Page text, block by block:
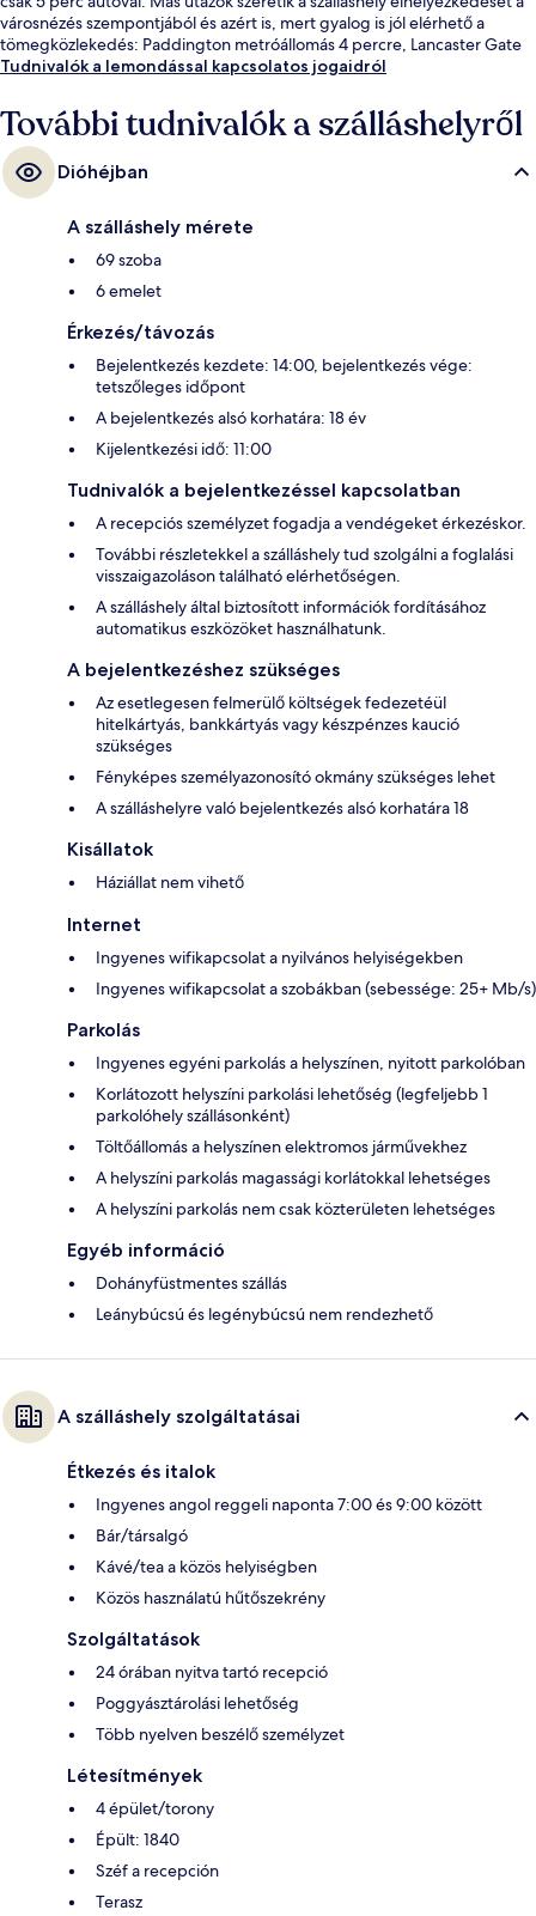
városnézés szempontjából és azért is, mert gyalog is jól elérhető a
tömegközlekedés: Paddington metróállomás 4 percre, Lancaster Gate
metróállomás pedig 5 percre van.
Tudnivalók a lemondással kapcsolatos jogaidról
További tudnivalók a szálláshelyről
Dióhéjban
A szálláshely mérete
69 szoba
6 emelet
Érkezés/távozás
Bejelentkezés kezdete: 14:00, bejelentkezés vége:
tetszőleges időpont
A bejelentkezés alsó korhatára: 18 év
Kijelentkezési idő: 11:00
Tudnivalók a bejelentkezéssel kapcsolatban
A recepciós személyzet fogadja a vendégeket érkezéskor.
További részletekkel a szálláshely tud szolgálni a foglalási
visszaigazoláson található elérhetőségen.
A szálláshely által biztosított információk fordításához
automatikus eszközöket használhatunk.
A bejelentkezéshez szükséges
Az esetlegesen felmerülő költségek fedezetéül
hitelkártyás, bankkártyás vagy készpénzes kaució
szükséges
Fényképes személyazonosító okmány szükséges lehet
A szálláshelyre való bejelentkezés alsó korhatára 18
Kisállatok
Háziállat nem vihető
Internet
Ingyenes wifikapcsolat a nyilvános helyiségekben
Ingyenes wifikapcsolat a szobákban (sebessége: 25+ Mb/s)
Parkolás
Ingyenes egyéni parkolás a helyszínen, nyitott parkolóban
Korlátozott helyszíni parkolási lehetőség (legfeljebb 1
parkolóhely szállásonként)
Töltőállomás a helyszínen elektromos járművekhez
A helyszíni parkolás magassági korlátokkal lehetséges
A helyszíni parkolás nem csak közterületen lehetséges
Egyéb információ
Dohányfüstmentes szállás
Leánybúcsú és legénybúcsú nem rendezhető
A szálláshely szolgáltatásai
Étkezés és italok
Ingyenes angol reggeli naponta 7:00 és 9:00 között
Bár/társalgó
Kávé/tea a közös helyiségben
Közös használatú hűtőszekrény
Szolgáltatások
24 órában nyitva tartó recepció
Poggyásztárolási lehetőség
Több nyelven beszélő személyzet
Létesítmények
4 épület/torony
Épült: 1840
Széf a recepción
Terasz